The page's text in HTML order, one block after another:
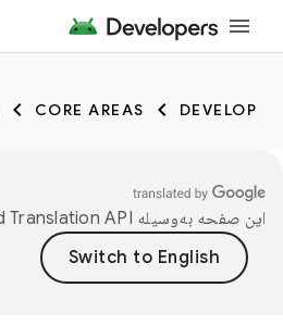
DEVELOP
CORE AREAS
این صفحه به‌وسیله